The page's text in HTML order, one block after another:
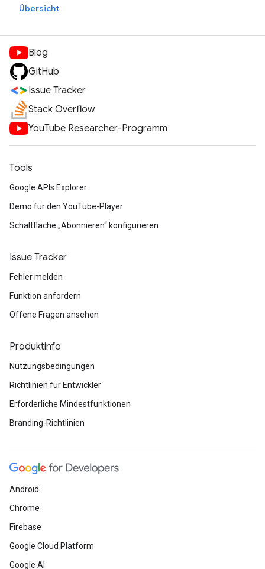
Übersicht
Blog
GitHub
Issue Tracker
Stack Overflow
YouTube Researcher-Programm
Tools
Google APIs Explorer
Demo für den YouTube-Player
Schaltfläche „Abonnieren“ konfigurieren
Issue Tracker
Fehler melden
Funktion anfordern
Offene Fragen ansehen
Produktinfo
Nutzungsbedingungen
Richtlinien für Entwickler
Erforderliche Mindestfunktionen
Branding-Richtlinien
Android
Chrome
Firebase
Google Cloud Platform
Google AI